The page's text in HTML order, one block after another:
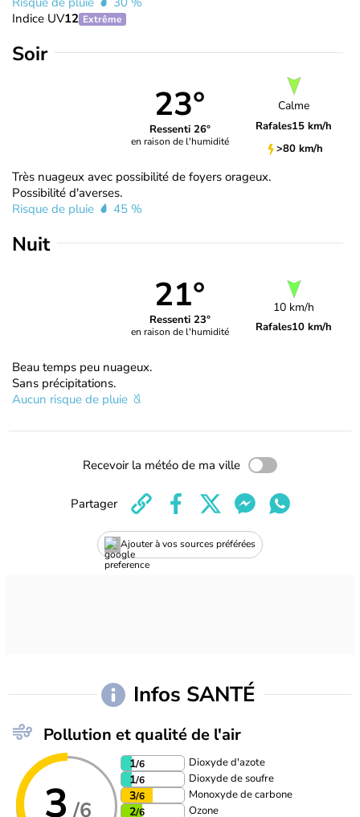
Indice UV12 Extrême
Soir
23°
Ressenti 26°
en raison de l'humidité
Calme
Rafales15 km/h
>80 km/h
Très nuageux avec possibilité de foyers orageux.
Possibilité d'averses.
Risque de pluie
45 %
Nuit
21°
Ressenti 23°
en raison de l'humidité
10 km/h
Rafales10 km/h
Beau temps peu nuageux.
Sans précipitations.
Aucun risque de pluie
Recevoir la météo de ma ville
Ajouter à vos sources préférées
Partager
Infos SANTÉ
Pollution et qualité de l'air
3 /6
1/6 Dioxyde d'azote
1/6 Dioxyde de soufre
3/6 Monoxyde de carbone
2/6 Ozone